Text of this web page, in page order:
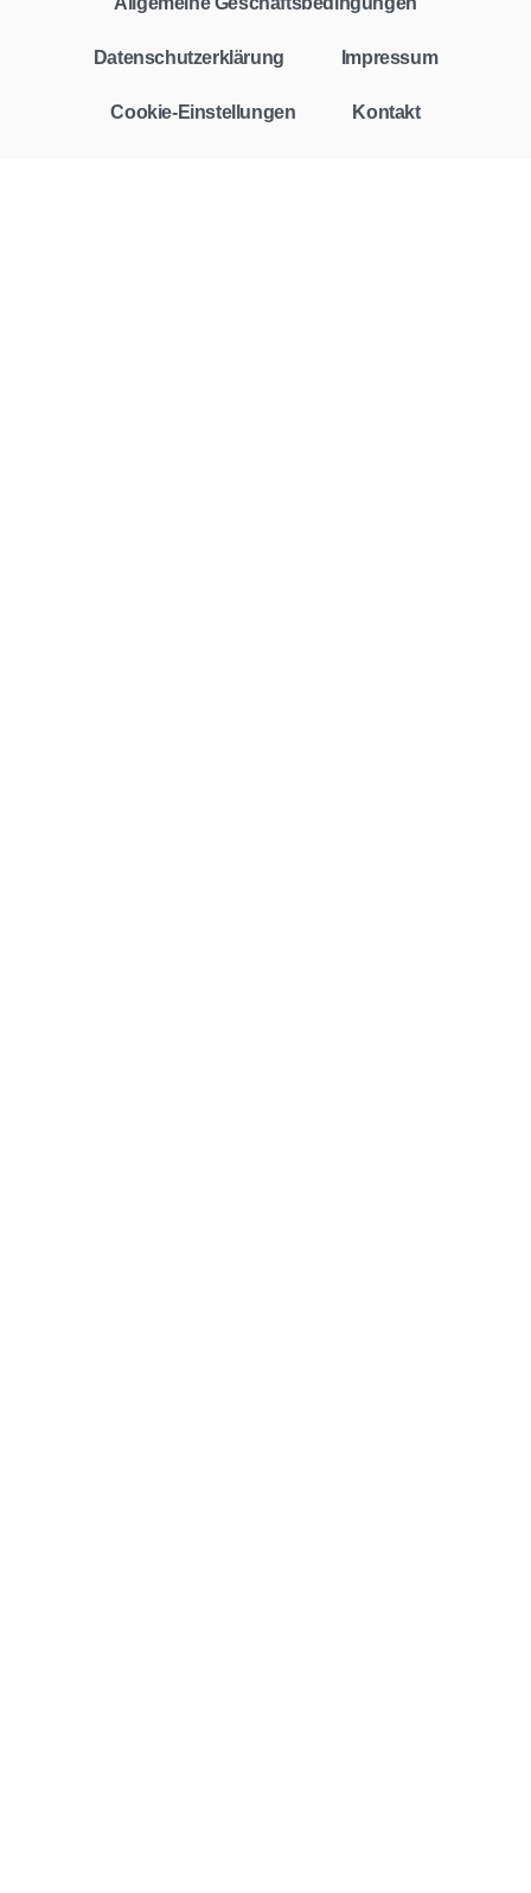
Datenschutzerklärung Impressum
Cookie-Einstellungen Kontakt